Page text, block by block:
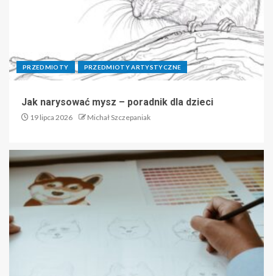
PRZEDMIOTY PRZEDMIOTY ARTYSTYCZNE
Jak narysować mysz – poradnik dla dzieci
19 lipca 2026 Michał Szczepaniak